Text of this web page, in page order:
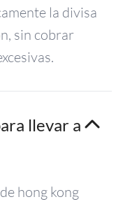
la divisa
sin cobrar
llevar a
hong kong